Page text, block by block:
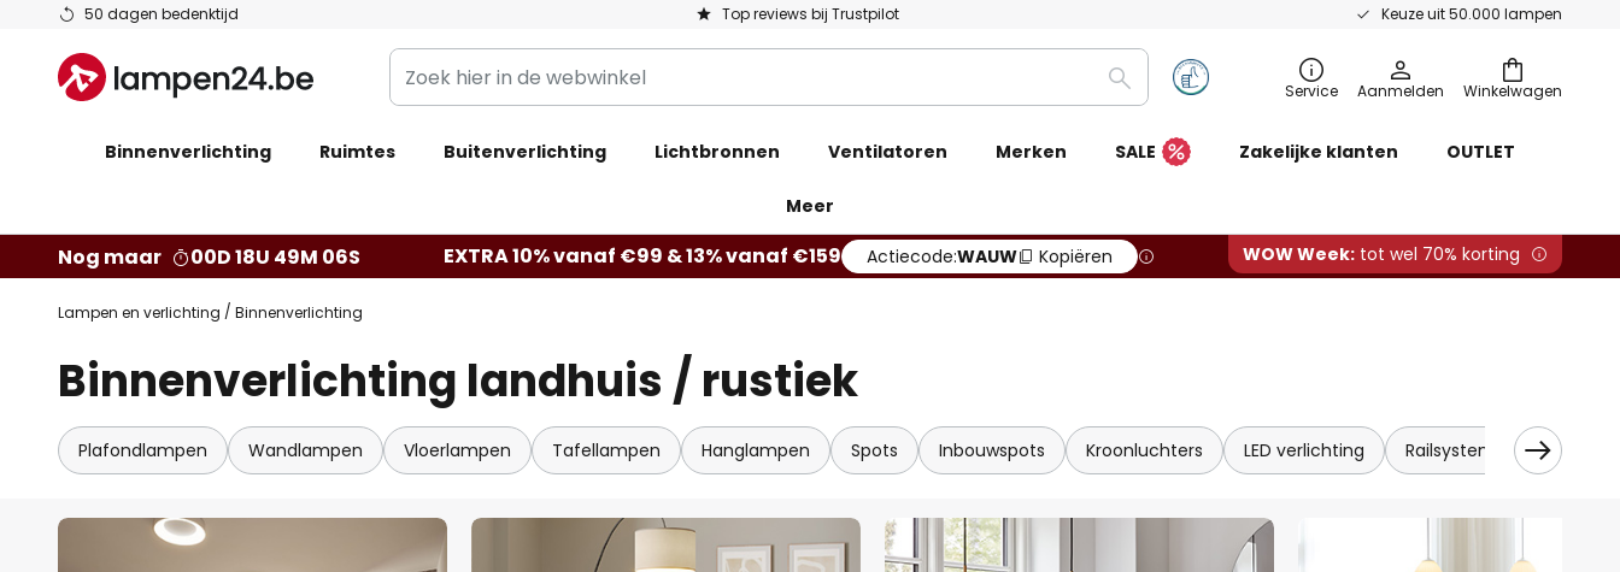
50 dagen bedenktijd Top reviews bij Trustpilot Keuze uit 50.000 lampen
Ga
de
inhoud
Winkelwagen
Zoek
hier
de
Zoeken Service Aanmelden
Binnenverlichting Ruimtes Buitenverlichting Lichtbronnen Ventilatoren Merken SALE Zakelijke klanten OUTLET
Meer
Nog maar 00D 18U 49M 04S EXTRA 10% vanaf €99 & 13% vanaf €159 Actiecode:WAUW Kopiëren WOW Week: tot wel 70% korting
Lampen en verlichting Binnenverlichting
Binnenverlichting landhuis / rustiek
Plafondlampen Wandlampen Vloerlampen Tafellampen Hanglampen Spots Inbouwspots Kroonluchters LED verlichting Railsystemen